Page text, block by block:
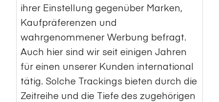
ihrer Einstellung gegenüber Marken,
Kaufpräferenzen und
wahrgenommener Werbung befragt.
Auch hier sind wir seit einigen Jahren
für einen unserer Kunden international
tätig. Solche Trackings bieten durch die
Zeitreihe und die Tiefe des zugehörigen